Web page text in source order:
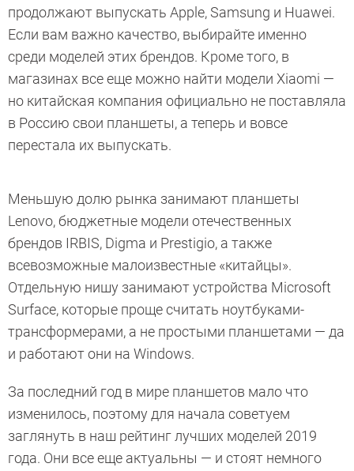
продолжают выпускать Apple, Samsung и Huawei.
Если вам важно качество, выбирайте именно
среди моделей этих брендов. Кроме того, в
магазинах все еще можно найти модели Xiaomi —
но китайская компания официально не поставляла
в Россию свои планшеты, а теперь и вовсе
перестала их выпускать.
Меньшую долю рынка занимают планшеты
Lenovo, бюджетные модели отечественных
брендов IRBIS, Digma и Prestigio, а также
всевозможные малоизвестные «китайцы».
Отдельную нишу занимают устройства Microsoft
Surface, которые проще считать ноутбуками-
трансформерами, а не простыми планшетами — да
и работают они на Windows.
За последний год в мире планшетов мало что
изменилось, поэтому для начала советуем
заглянуть в наш рейтинг лучших моделей 2019
года. Они все еще актуальны — и стоят немного